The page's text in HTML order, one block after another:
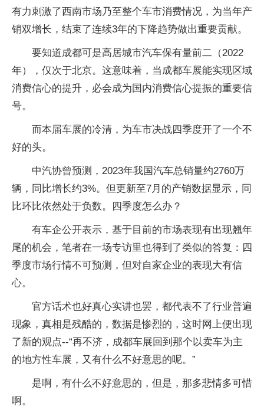
有力刺激了西南市场乃至整个车市消费情况，为当年产
销双增长，结束了连续3年的下降趋势做出重要贡献。
要知道成都可是高居城市汽车保有量前二（2022
年），仅次于北京。这意味着，当成都车展能实现区域
消费信心的提升，必会成为国内消费信心提振的重要信
号。
而本届车展的冷清，为车市决战四季度开了一个不
好的头。
中汽协曾预测，2023年我国汽车总销量约2760万
辆，同比增长约3%。但更新至7月的产销数据显示，同
比环比依然处于负数。四季度怎么办？
有车企公开表示，基于目前的市场表现有出现翘年
尾的机会，笔者在一场专访里也得到了类似的答复：四
季度市场行情不可预测，但对自家企业的表现大有信
心。
官方话术也好真心实讲也罢，都代表不了行业普遍
现象，真相是残酷的，数据是惨烈的，这时网上便出现
了新的观点--“再不济，成都车展回到那个以卖车为主
的地方性车展，又有什么不好意思的呢。”
是啊，有什么不好意思的，但是，那多悲情多可惜
啊。